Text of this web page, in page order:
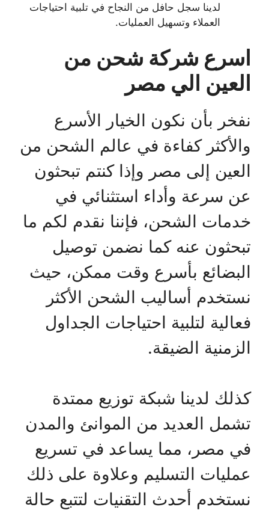
لدينا سجل حافل من النجاح في تلبية احتياجات
العملاء وتسهيل العمليات.
اسرع شركة شحن من
العين الي مصر
نفخر بأن نكون الخيار الأسرع
والأكثر كفاءة في عالم الشحن من
العين إلى مصر وإذا كنتم تبحثون
عن سرعة وأداء استثنائي في
خدمات الشحن، فإننا نقدم لكم ما
تبحثون عنه كما نضمن توصيل
البضائع بأسرع وقت ممكن، حيث
نستخدم أساليب الشحن الأكثر
فعالية لتلبية احتياجات الجداول
الزمنية الضيقة.
كذلك لدينا شبكة توزيع ممتدة
تشمل العديد من الموانئ والمدن
في مصر، مما يساعد في تسريع
عمليات التسليم وعلاوة على ذلك
نستخدم أحدث التقنيات لتتبع حالة